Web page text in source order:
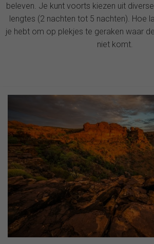
beleven. Je kunt voorts kiezen uit
lengtes (2 nachten tot 5 nachten). Hoe
je hebt om op plekjes te geraken waar
niet komt.